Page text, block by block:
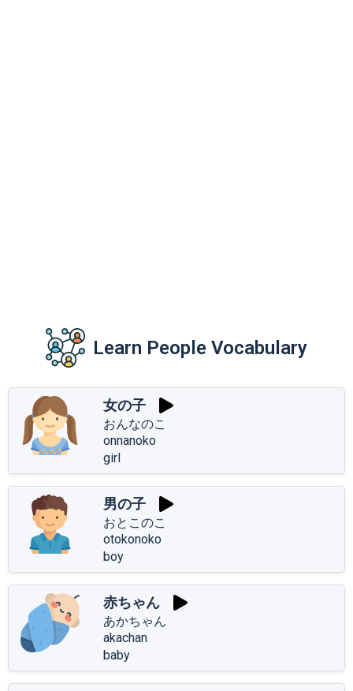
Learn People Vocabulary
女の子
おんなのこ
onnanoko
girl
男の子
おとこのこ
otokonoko
boy
赤ちゃん
あかちゃん
akachan
baby